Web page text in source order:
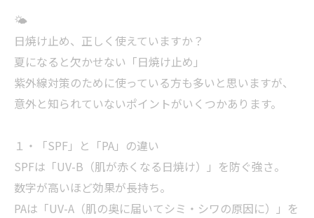
🌤
日焼け止め、正しく使えていますか？
夏になると欠かせない「日焼け止め」
紫外線対策のために使っている方も多いと思いますが、
意外と知られていないポイントがいくつかあります。
１・「SPF」と「PA」の違い
SPFは「UV-B（肌が赤くなる日焼け）」を防ぐ強さ。
数字が高いほど効果が長持ち。
PAは「UV-A（肌の奥に届いてシミ・シワの原因に）」を